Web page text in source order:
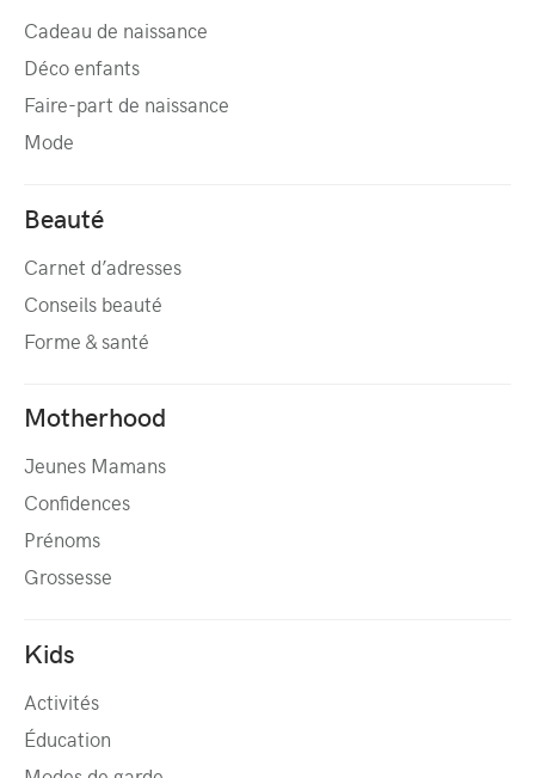
Cadeau de naissance
Déco enfants
Faire-part de naissance
Mode
Beauté
Carnet d’adresses
Conseils beauté
Forme & santé
Motherhood
Jeunes Mamans
Confidences
Prénoms
Grossesse
Kids
Activités
Éducation